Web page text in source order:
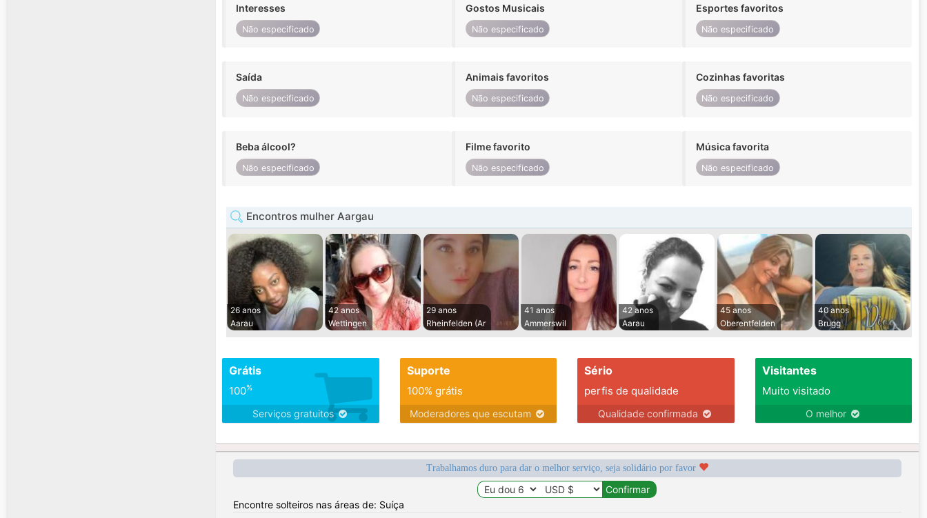
Interesses
Não especificado
Gostos Musicais
Não especificado
Esportes favoritos
Não especificado
Saída
Não especificado
Animais favoritos
Não especificado
Cozinhas favoritas
Não especificado
Beba álcool?
Não especificado
Filme favorito
Não especificado
Música favorita
Não especificado
Encontros mulher Aargau
26 anos
Aarau
42 anos
Wettingen
29 anos
Rheinfelden (Ar
41 anos
Ammerswil
42 anos
Aarau
45 anos
Oberentfelden
40 anos
Brugg
Grátis
100%
Serviços gratuitos
Suporte
100% grátis
Moderadores que escutam
Sério
perfis de qualidade
Qualidade confirmada
Visitantes
Muito visitado
O melhor
Trabalhamos duro para dar o melhor serviço, seja solidário por favor
Encontre solteiros nas áreas de: Suíça